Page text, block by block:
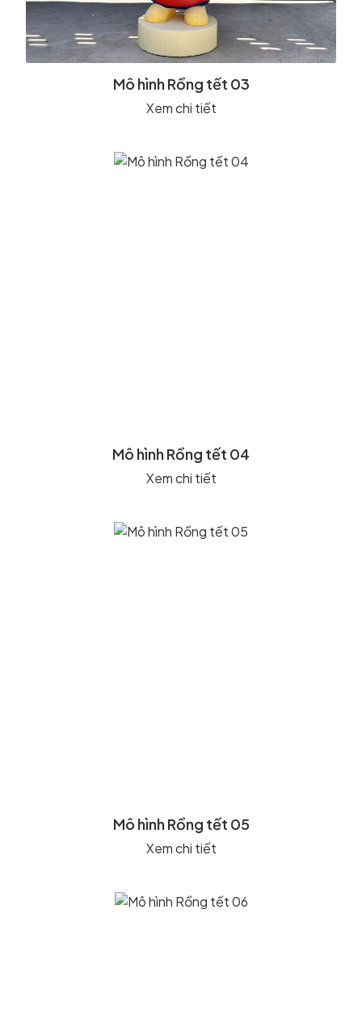
Mô hình Rồng tết 03
Xem chi tiết
Mô hình Rồng tết 04
Xem chi tiết
Mô hình Rồng tết 05
Xem chi tiết